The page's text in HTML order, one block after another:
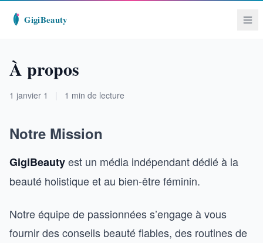
À propos
1 janvier 1 | 1 min de lecture
Notre Mission
GigiBeautyest un média indépendant dédié à la
beauté holistique et au bien-être féminin.
Notre équipe de passionnées s’engage à vous
fournir des conseils beauté fiables, des routines de